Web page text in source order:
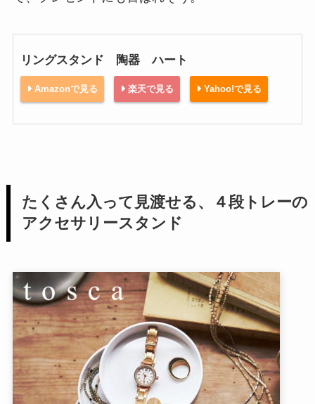
リングスタンド 陶器 ハート
Amazonで見る 楽天で見る Yahoo!で見る
たくさん入って見渡せる、４段トレーの
アクセサリースタンド